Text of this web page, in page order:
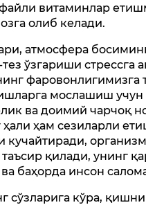
витаминлар
олиб келади.
атмосфера
тез ўзгариши стрессга
фаровонлигимизга
мослашиш учун
ва доимий чарчоқ
ҳам сезиларли
кучайтиради,
қилади, унинг
баҳорда инсон
сўзларига кўра,